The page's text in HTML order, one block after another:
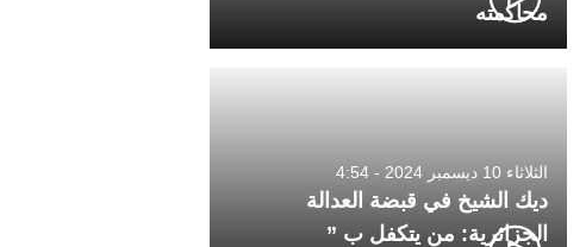
محاكمته
الثلاثاء 10 ديسمبر 2024 - 4:54
ديك الشيخ في قبضة العدالة
الجزائرية: من يتكفل ب ”